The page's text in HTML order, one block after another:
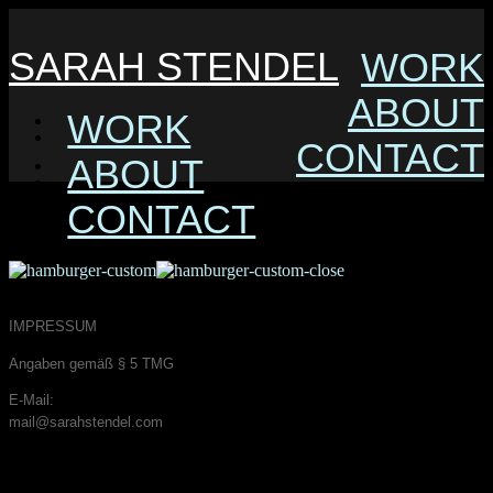
SARAH STENDEL
WORK
ABOUT
CONTACT
WORK
ABOUT
CONTACT
IMPRESSUM
Angaben gemäß § 5 TMG
E-Mail:
mail@sarahstendel.com